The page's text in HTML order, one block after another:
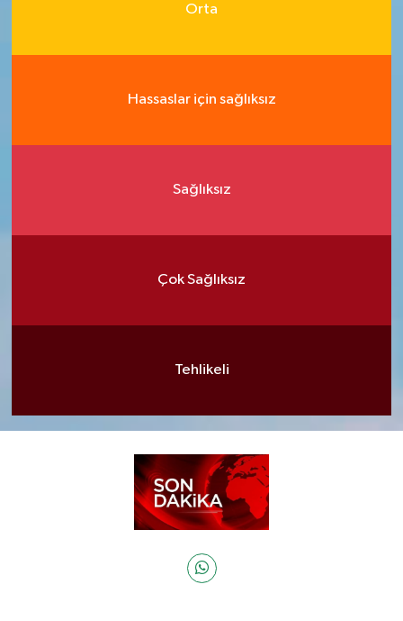
Orta
Hassaslar için sağlıksız
Sağlıksız
Çok Sağlıksız
Tehlikeli